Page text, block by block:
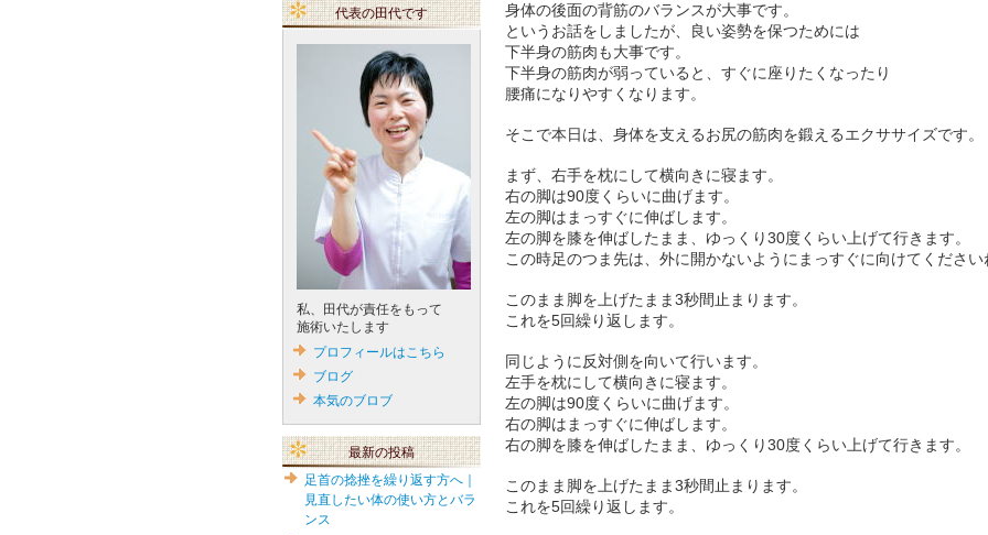
身体の後面の背筋のバランスが大事です。
というお話をしましたが、良い姿勢を保つためには
下半身の筋肉も大事です。
下半身の筋肉が弱っていると、すぐに座りたくなったり
腰痛になりやすくなります。
そこで本日は、身体を支えるお尻の筋肉を鍛えるエクササイズです。
まず、右手を枕にして横向きに寝ます。
右の脚は90度くらいに曲げます。
左の脚はまっすぐに伸ばします。
左の脚を膝を伸ばしたまま、ゆっくり30度くらい上げて行きます。
この時足のつま先は、外に開かないようにまっすぐに向けてください
このまま脚を上げたまま3秒間止まります。
これを5回繰り返します。
同じように反対側を向いて行います。
左手を枕にして横向きに寝ます。
左の脚は90度くらいに曲げます。
右の脚はまっすぐに伸ばします。
右の脚を膝を伸ばしたまま、ゆっくり30度くらい上げて行きます。
このまま脚を上げたまま3秒間止まります。
これを5回繰り返します。
代表の田代です
私、田代が責任をもって
施術いたします
プロフィールはこちら
ブログ
本気のブロブ
最新の投稿
足首の捻挫を繰り返す方へ｜
見直したい体の使い方とバラ
ンス